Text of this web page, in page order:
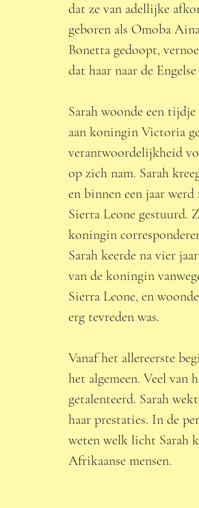
dat ze van adellijke
geboren als Omoba
Bonetta gedoopt,
dat haar naar de
Sarah woonde een
aan koningin Victoria
verantwoordelijkheid
op zich nam. Sarah
en binnen een jaar
Sierra Leone gestuurd.
koningin
Sarah keerde na vier
van de koningin
Sierra Leone, en
erg tevreden was.
Vanaf het allereerste
het algemeen. Veel van
getalenteerd. Sarah
haar prestaties. In de
weten welk licht Sarah
Afrikaanse mensen.